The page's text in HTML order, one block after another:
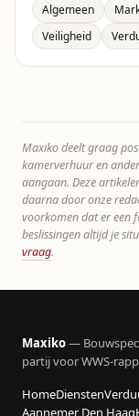
Algemeen
Veiligheid
Maxiko deelt graag
kamerverhuur en
aangaan. Deze
daarna door onze
voorkomen dat er een
beslissingen altijd je
vraag.
Maxiko—
partij voor WWS-
HomeDiensten
Aannemer Den Haag